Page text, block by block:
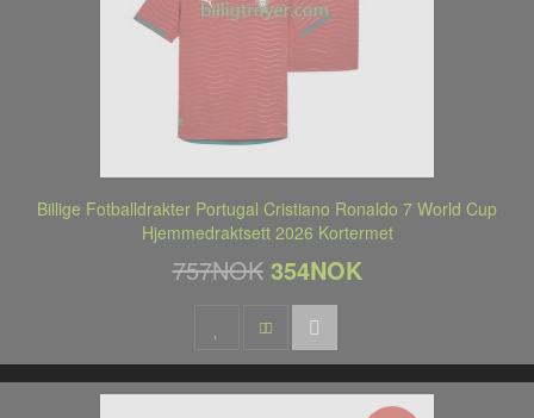
Billige Fotballdrakter Portugal Cristiano Ronaldo 7 World Cup
Hjemmedraktsett 2026 Kortermet
757NOK 354NOK